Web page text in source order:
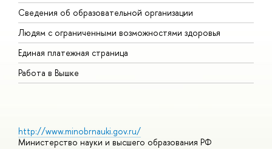
Сведения об образовательной организации
Людям с ограниченными возможностями здоровья
Единая платежная страница
Работа в Вышке
http://www.minobrnauki.gov.ru/
Министерство науки и высшего образования РФ